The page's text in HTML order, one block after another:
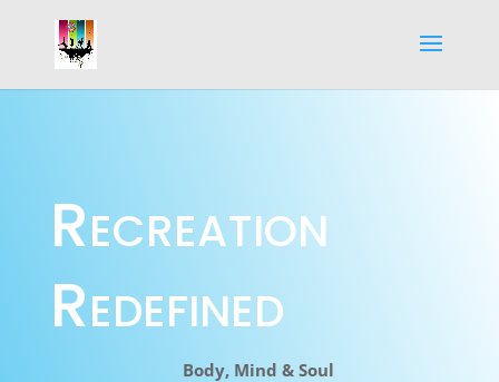
Recreation
Redefined
Body, Mind & Soul